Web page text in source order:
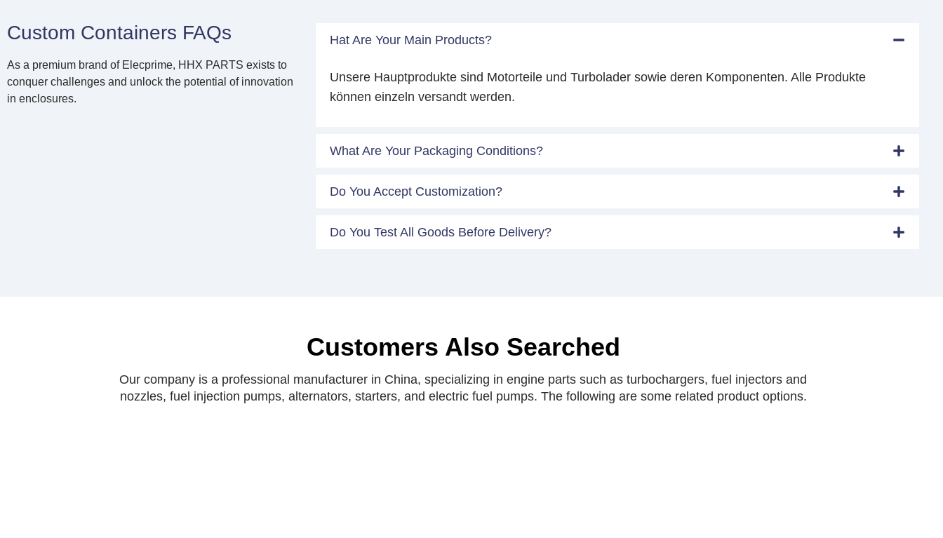
Custom Containers FAQs
As a premium brand of Elecprime, HHX PARTS exists to
conquer challenges and unlock the potential of innovation
in enclosures.
Hat Are Your Main Products?
Unsere Hauptprodukte sind Motorteile und Turbolader sowie deren Komponenten. Alle Produkte
können einzeln versandt werden.
What Are Your Packaging Conditions?
Do You Accept Customization?
Do You Test All Goods Before Delivery?
Customers Also Searched
Our company is a professional manufacturer in China, specializing in engine parts such as turbochargers, fuel injectors and
nozzles, fuel injection pumps, alternators, starters, and electric fuel pumps. The following are some related product options.